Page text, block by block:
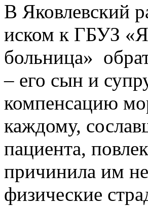
В Яковлевский
иском к ГБУЗ
больница»
– его сын и
компенсацию
каждому,
пациента,
причинила им
физические